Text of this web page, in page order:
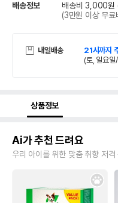
배송정보 배송비 3,000원
(3만원 이상 무료
내일배송 21시까지
(토, 일요일
상품정보
Ai가 추천 드려요
우리 아이를 위한 맞춤 취향 저격